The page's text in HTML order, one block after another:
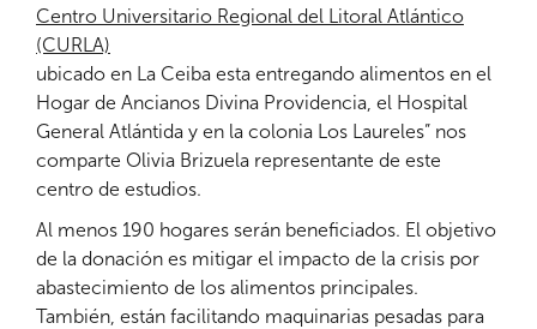
Centro Universitario Regional del Litoral Atlántico
(CURLA)
ubicado en La Ceiba esta entregando alimentos en el
Hogar de Ancianos Divina Providencia, el Hospital
General Atlántida y en la colonia Los Laureles” nos
comparte Olivia Brizuela representante de este
centro de estudios.
Al menos 190 hogares serán beneficiados. El objetivo
de la donación es mitigar el impacto de la crisis por
abastecimiento de los alimentos principales.
También, están facilitando maquinarias pesadas para